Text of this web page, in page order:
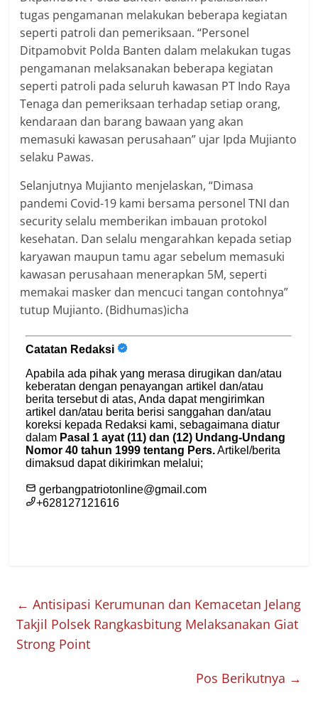
tugas pengamanan melakukan beberapa kegiatan
seperti patroli dan pemeriksaan. “Personel
Ditpamobvit Polda Banten dalam melakukan tugas
pengamanan melaksanakan beberapa kegiatan
seperti patroli pada seluruh kawasan PT Indo Raya
Tenaga dan pemeriksaan terhadap setiap orang,
kendaraan dan barang bawaan yang akan
memasuki kawasan perusahaan” ujar Ipda Mujianto
selaku Pawas.
Selanjutnya Mujianto menjelaskan, “Dimasa
pandemi Covid-19 kami bersama personel TNI dan
security selalu memberikan imbauan protokol
kesehatan. Dan selalu mengarahkan kepada setiap
karyawan maupun tamu agar sebelum memasuki
kawasan perusahaan menerapkan 5M, seperti
memakai masker dan mencuci tangan contohnya”
tutup Mujianto. (Bidhumas)icha
← Antisipasi Kerumunan dan Kemacetan Jelang
Takjil Polsek Rangkasbitung Melaksanakan Giat
Strong Point
Pos Berikutnya →